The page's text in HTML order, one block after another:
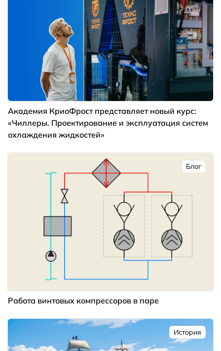
Академия КриоФрост представляет новый курс:
«Чиллеры. Проектирование и эксплуатация систем
охлаждения жидкостей»
Блог
Работа винтовых компрессоров в паре
История